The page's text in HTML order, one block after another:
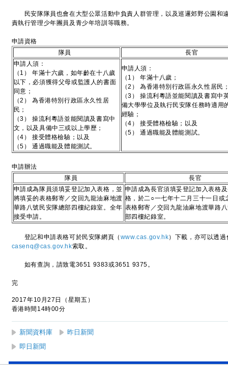
民安隊隊員也會在大型公眾活動中負責人群管理，以及巡邏郊野公園和
責執行管理少年團員及青少年培訓等職務。
申請資格
隊員
長官
申請人須：
（1） 年滿十六歲，如年齡在十八歲
以下，必須獲得父母或監護人的書面
同意；
（2） 為香港特別行政區永久性居
民；
（3） 操流利粵語並能閱讀及書寫中
文，以及具備中三或以上學歷；
（4） 接受體格檢驗；以及
（5） 通過職能及體能測試。
申請人須：
（1） 年滿十八歲；
（2） 為香港特別行政區永久性居民
（3） 操流利粵語並能閱讀及書寫中
備大學學位及執行民安隊任務時適用
經驗；
（4） 接受體格檢驗；以及
（5） 通過職能及體能測試。
申請辦法
隊員
長官
申請成為隊員須填妥登記加入表格，並
將填妥的表格郵寄／交回九龍油麻地渡
華路八號民安隊總部四樓紀錄室。全年
接受申請。
申請成為長官須填妥登記加入表格
格，於二○一七年十二月三十一日或
表格郵寄／交回九龍油麻地渡華路
部四樓紀錄室。
登記和申請表格可於民安隊網頁（ www.cas.gov.hk）下載，亦可以透
casenq@cas.gov.hk索取。
如有查詢，請致電3651 9383或3651 9375。
完
2017年10月27日（星期五）
香港時間14時00分
新聞資料庫
昨日新聞
即日新聞